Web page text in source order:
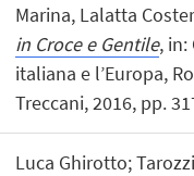
Marina, Lalatta
in Croce e Gentile, in:
italiana e l’Europa,
Treccani, 2016, pp.
Luca Ghirotto;